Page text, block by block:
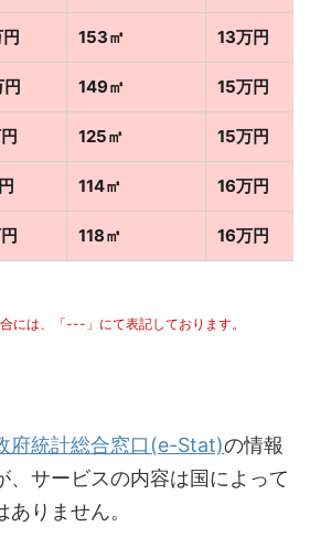
153㎡ 13万円
149㎡ 15万円
125㎡ 15万円
114㎡ 16万円
118㎡ 16万円
には、「---」にて表記しております。
府統計総合窓口(e-Stat)の情報
、サービスの内容は国によって
りません。